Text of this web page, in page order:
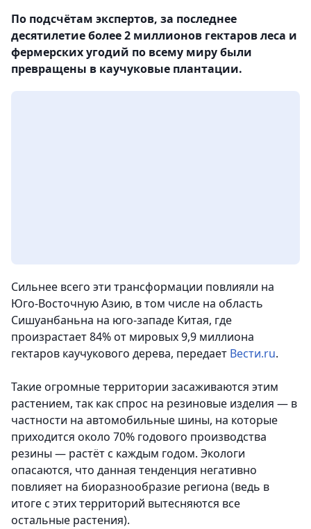
По подсчётам экспертов, за последнее
десятилетие более 2 миллионов гектаров леса и
фермерских угодий по всему миру были
превращены в каучуковые плантации.
Сильнее всего эти трансформации повлияли на
Юго-Восточную Азию, в том числе на область
Сишуанбаньна на юго-западе Китая, где
произрастает 84% от мировых 9,9 миллиона
гектаров каучукового дерева, передает Вести.ru.
Такие огромные территории засаживаются этим
растением, так как спрос на резиновые изделия — в
частности на автомобильные шины, на которые
приходится около 70% годового производства
резины — растёт с каждым годом. Экологи
опасаются, что данная тенденция негативно
повлияет на биоразнообразие региона (ведь в
итоге с этих территорий вытесняются все
остальные растения).